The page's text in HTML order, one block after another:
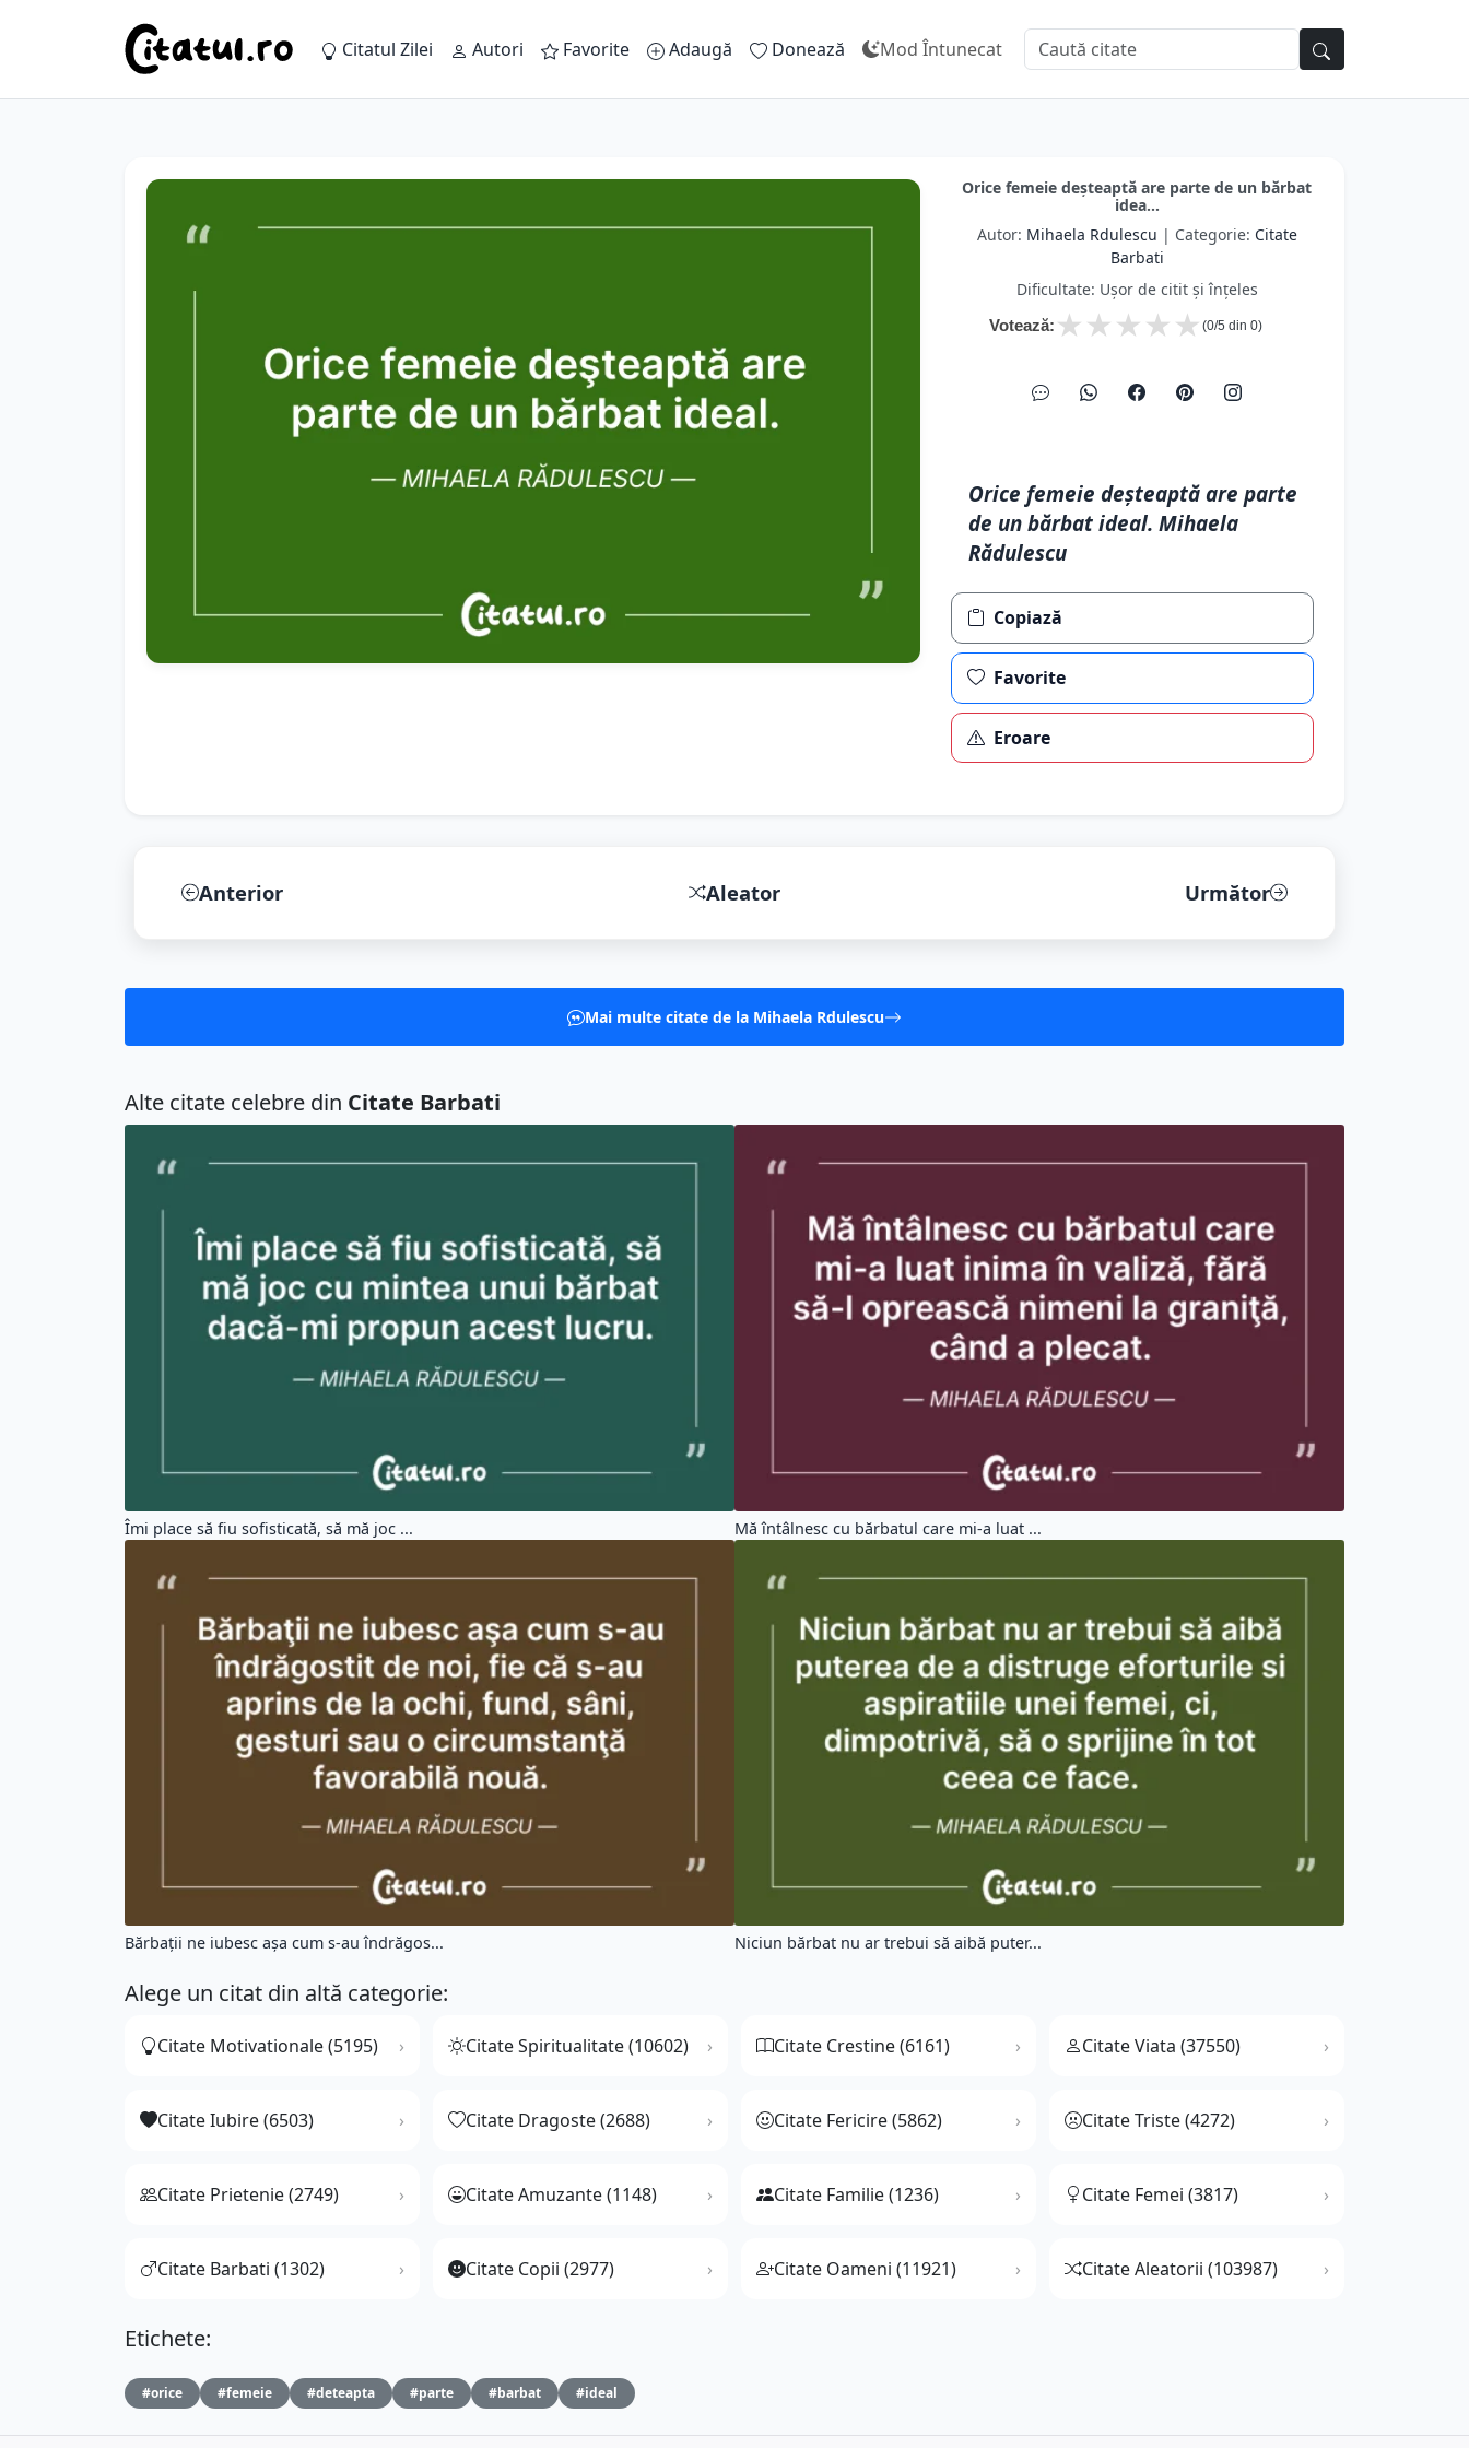
Citatul Zilei Autori Favorite Adaugă Donează Mod Întunecat
Orice femeie deşteaptă are parte de un bărbat
idea...
Autor: Mihaela Rdulescu | Categorie: Citate
Barbati
Dificultate: Ușor de citit și înțeles
Votează: ★
★
★
★
★ (0/5 din 0)
Orice femeie deşteaptă are parte
de un bărbat ideal. Mihaela
Rădulescu
Copiază
Favorite
Eroare
Anterior Aleator Următor
Mai multe citate de la Mihaela Rdulescu
Alte citate celebre din Citate Barbati
Îmi place să fiu sofisticată, să mă joc ... Mă întâlnesc cu bărbatul care mi-a luat ...
Bărbaţii ne iubesc aşa cum s-au îndrăgos... Niciun bărbat nu ar trebui să aibă puter...
Alege un citat din altă categorie:
Citate Motivationale (5195) Citate Spiritualitate (10602) Citate Crestine (6161) Citate Viata (37550)
Citate Iubire (6503) Citate Dragoste (2688) Citate Fericire (5862) Citate Triste (4272)
Citate Prietenie (2749) Citate Amuzante (1148) Citate Familie (1236) Citate Femei (3817)
Citate Barbati (1302) Citate Copii (2977) Citate Oameni (11921) Citate Aleatorii (103987)
Etichete:
#orice #femeie #deteapta #parte #barbat #ideal